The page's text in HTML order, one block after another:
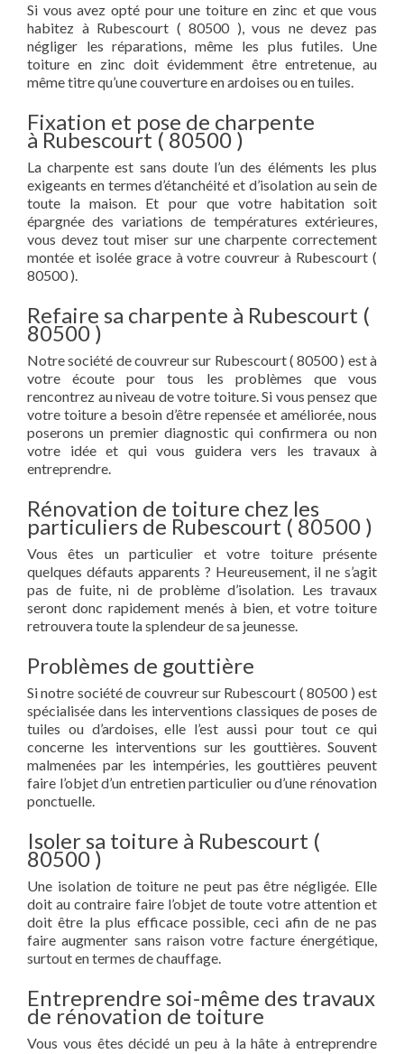
Si vous avez opté pour une toiture en zinc et que vous
habitez à Rubescourt ( 80500 ), vous ne devez pas
négliger les réparations, même les plus futiles. Une
toiture en zinc doit évidemment être entretenue, au
même titre qu’une couverture en ardoises ou en tuiles.
Fixation et pose de charpente
à Rubescourt ( 80500 )
La charpente est sans doute l’un des éléments les plus
exigeants en termes d’étanchéité et d’isolation au sein de
toute la maison. Et pour que votre habitation soit
épargnée des variations de températures extérieures,
vous devez tout miser sur une charpente correctement
montée et isolée grace à votre couvreur à Rubescourt (
80500 ).
Refaire sa charpente à Rubescourt (
80500 )
Notre société de couvreur sur Rubescourt ( 80500 ) est à
votre écoute pour tous les problèmes que vous
rencontrez au niveau de votre toiture. Si vous pensez que
votre toiture a besoin d’être repensée et améliorée, nous
poserons un premier diagnostic qui confirmera ou non
votre idée et qui vous guidera vers les travaux à
entreprendre.
Rénovation de toiture chez les
particuliers de Rubescourt ( 80500 )
Vous êtes un particulier et votre toiture présente
quelques défauts apparents ? Heureusement, il ne s’agit
pas de fuite, ni de problème d’isolation. Les travaux
seront donc rapidement menés à bien, et votre toiture
retrouvera toute la splendeur de sa jeunesse.
Problèmes de gouttière
Si notre société de couvreur sur Rubescourt ( 80500 ) est
spécialisée dans les interventions classiques de poses de
tuiles ou d’ardoises, elle l’est aussi pour tout ce qui
concerne les interventions sur les gouttières. Souvent
malmenées par les intempéries, les gouttières peuvent
faire l’objet d’un entretien particulier ou d’une rénovation
ponctuelle.
Isoler sa toiture à Rubescourt (
80500 )
Une isolation de toiture ne peut pas être négligée. Elle
doit au contraire faire l’objet de toute votre attention et
doit être la plus efficace possible, ceci afin de ne pas
faire augmenter sans raison votre facture énergétique,
surtout en termes de chauffage.
Entreprendre soi-même des travaux
de rénovation de toiture
Vous vous êtes décidé un peu à la hâte à entreprendre